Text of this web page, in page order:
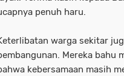
penuh haru.
warga sekitar
Mereka bahu
kebersamaan masih